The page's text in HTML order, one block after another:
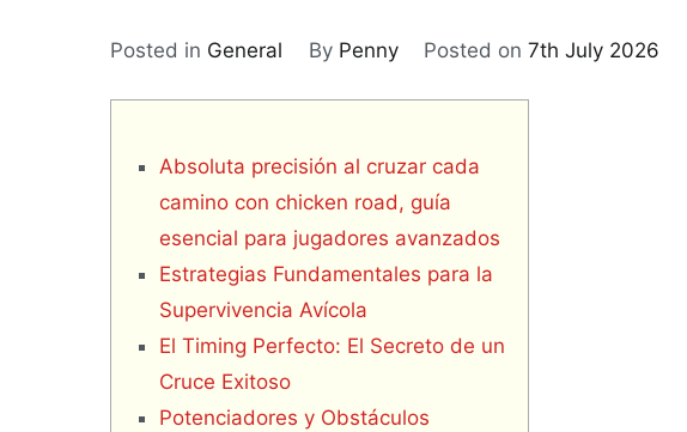
Posted in General By Penny Posted on7th July 2026
Absoluta precisión al cruzar cada
camino con chicken road, guía
esencial para jugadores avanzados
Estrategias Fundamentales para la
Supervivencia Avícola
El Timing Perfecto: El Secreto de un
Cruce Exitoso
Potenciadores y Obstáculos